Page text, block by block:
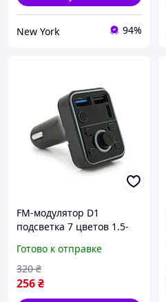
New York 94%
FM-модулятор D1
подсветка 7 цветов 1.5-
berlin
Готово к отправке
256₴
320 ₴